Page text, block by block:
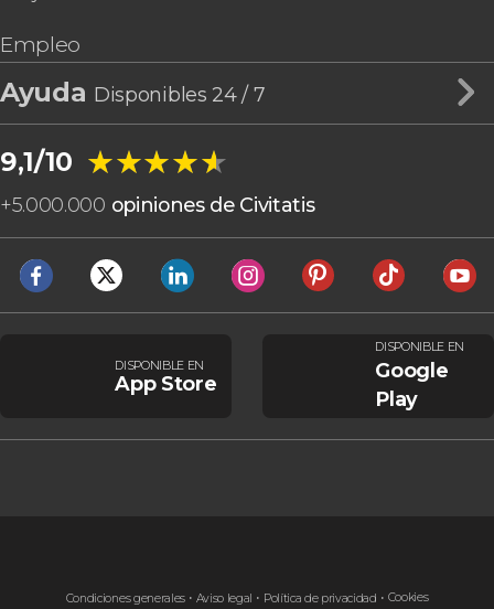
Empleo
Ayuda Disponibles 24 / 7
9,1/10 ★★★★★
★★★★★
+5.000.000 opiniones de Civitatis
DISPONIBLE EN
App Store
DISPONIBLE EN
Google
Play
Condiciones generales Aviso legal Política de privacidad Cookies